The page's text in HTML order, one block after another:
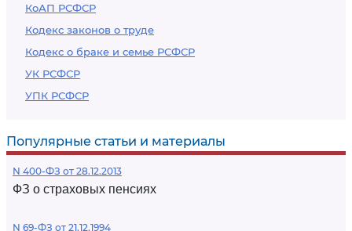
КоАП РСФСР
Кодекс законов о труде
Кодекс о браке и семье РСФСР
УК РСФСР
УПК РСФСР
Популярные статьи и материалы
N 400-ФЗ от 28.12.2013
ФЗ о страховых пенсиях
N 69-ФЗ от 21.12.1994